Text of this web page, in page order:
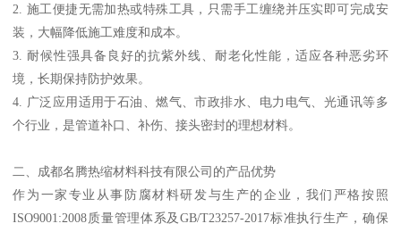
2. 施工便捷无需加热或特殊工具，只需手工缠绕并压实即可完成安
装，大幅降低施工难度和成本。
3. 耐候性强具备良好的抗紫外线、耐老化性能，适应各种恶劣环
境，长期保持防护效果。
4. 广泛应用适用于石油、燃气、市政排水、电力电气、光通讯等多
个行业，是管道补口、补伤、接头密封的理想材料。
二、成都名腾热缩材料科技有限公司的产品优势
作为一家专业从事防腐材料研发与生产的企业，我们严格按照
ISO9001:2008质量管理体系及GB/T23257-2017标准执行生产，确保